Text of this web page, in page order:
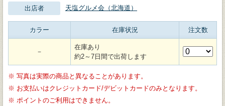
出店者 天塩グルメ会（北海道）
カラー 在庫状況 注文数
－
在庫あり
約2～7日間で出荷します
※ 写真は実際の商品と異なることがあります。
※ お支払いはクレジットカード/デビットカードのみとなります。
※ ポイントのご利用はできません。